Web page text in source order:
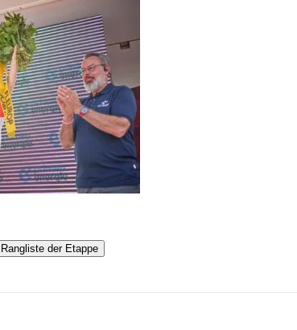
Rangliste der Etappe